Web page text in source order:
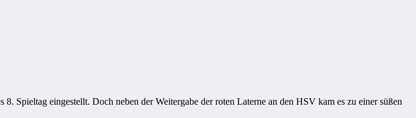
Spieltag eingestellt. Doch neben der Weitergabe der roten Laterne an den HSV kam es zu einer süßen